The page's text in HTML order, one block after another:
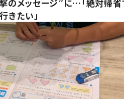
のメッセージ”に…「絶対帰省
きたい」